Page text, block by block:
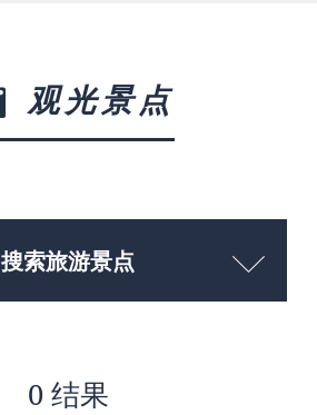
观光景点
搜索旅游景点
0 结果